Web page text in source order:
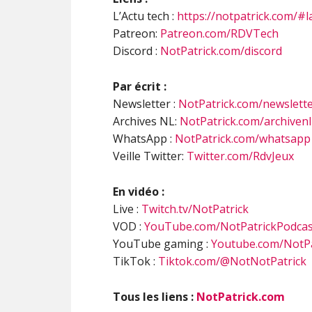
L’Actu tech : https://notpatrick.com/
Patreon: Patreon.com/RDVTech
Discord : NotPatrick.com/discord
Par écrit :
Newsletter : NotPatrick.com/
Archives NL: NotPatrick.com/archivenl
WhatsApp : NotPatrick.com/whatsapp
Veille Twitter: Twitter.com/RdvJeux
En vidéo :
Live : Twitch.tv/NotPatrick
VOD : YouTube.com/
YouTube gaming : Youtube.com/
TikTok : Tiktok.com/@NotNotPatrick
Tous les liens : NotPatrick.com